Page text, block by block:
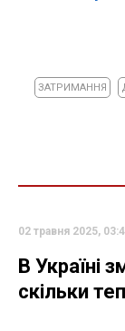
ЗАТРИМАННЯ
02 травня 2025,
В Україні
скільки